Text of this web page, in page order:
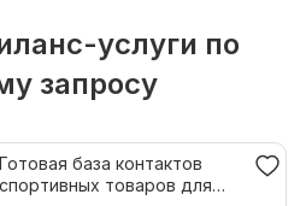
услуги по
запросу
Готовая база контактов
спортивных товаров для